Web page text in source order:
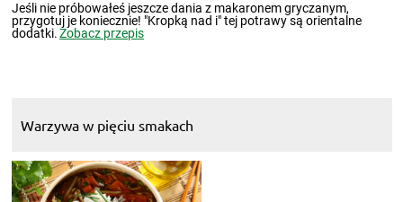
Jeśli nie próbowałeś jeszcze dania z makaronem gryczanym,
przygotuj je koniecznie! "Kropką nad i" tej potrawy są orientalne
dodatki.Zobacz przepis
Warzywa w pięciu smakach